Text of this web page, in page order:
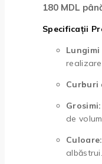
180 MDL
Specificații
Lungimi
Curburi
Grosimi:
de
Culoare:
albăstrui.